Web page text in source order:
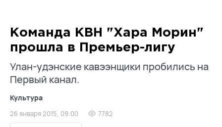
Команда КВН "Хара Морин"
прошла в Премьер-лигу
Улан-удэнские кавээнщики пробились на
Первый канал.
Культура
26 января 2015, 09:00 7782